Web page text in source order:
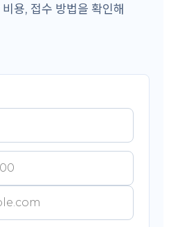
용, 접수 방법을 확인해